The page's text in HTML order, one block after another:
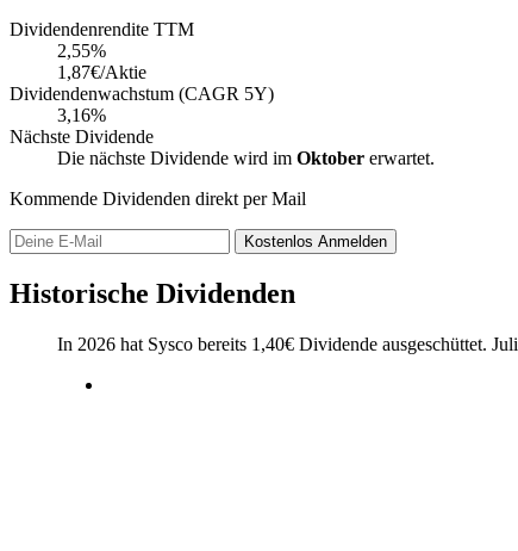
Dividendenrendite TTM
2,55%
1,87€/Aktie
Dividendenwachstum (CAGR 5Y)
3,16%
Nächste Dividende
Die nächste Dividende wird im Oktober erwartet.
Kommende Dividenden direkt per Mail
Kostenlos Anmelden
Historische Dividenden
In 2026 hat Sysco bereits 1,40€ Dividende ausgeschüttet. Juli